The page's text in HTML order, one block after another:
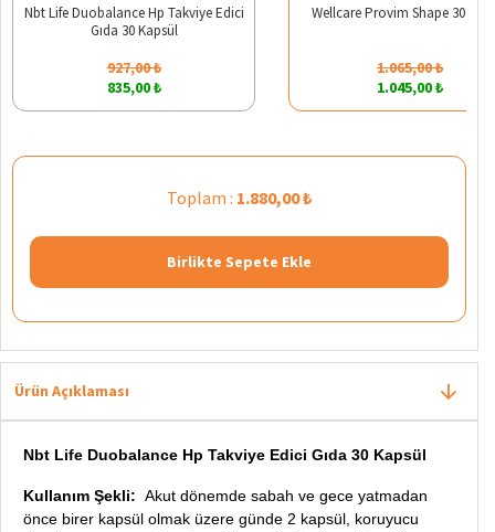
Nbt Life Duobalance Hp Takviye Edici
Gıda 30 Kapsül
927,00 ₺
835,00 ₺
Wellcare Provim Shape 30
1.065,00 ₺
1.045,00 ₺
Toplam : 1.880,00 ₺
Birlikte Sepete Ekle
Ürün Açıklaması
Nbt Life Duobalance Hp Takviye Edici Gıda 30 Kapsül
Kullanım Şekli: Akut dönemde sabah ve gece yatmadan
önce birer kapsül olmak üzere günde 2 kapsül, koruyucu